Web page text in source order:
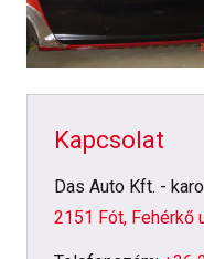
Kapcsolat
Das Auto Kft. -
2151 Fót, Fehérkő